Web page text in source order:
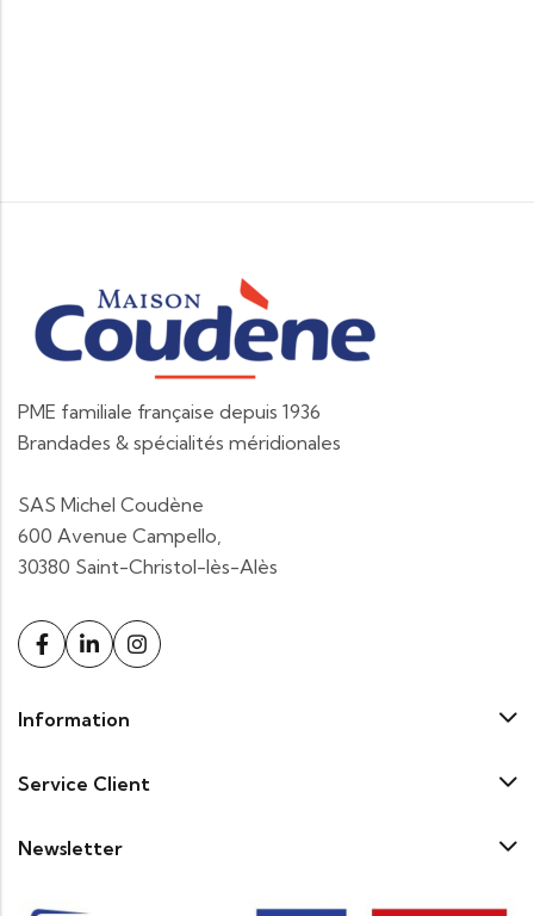
PME familiale française depuis 1936
Brandades & spécialités méridionales
SAS Michel Coudène
600 Avenue Campello,
30380 Saint-Christol-lès-Alès
Information
Service Client
Newsletter